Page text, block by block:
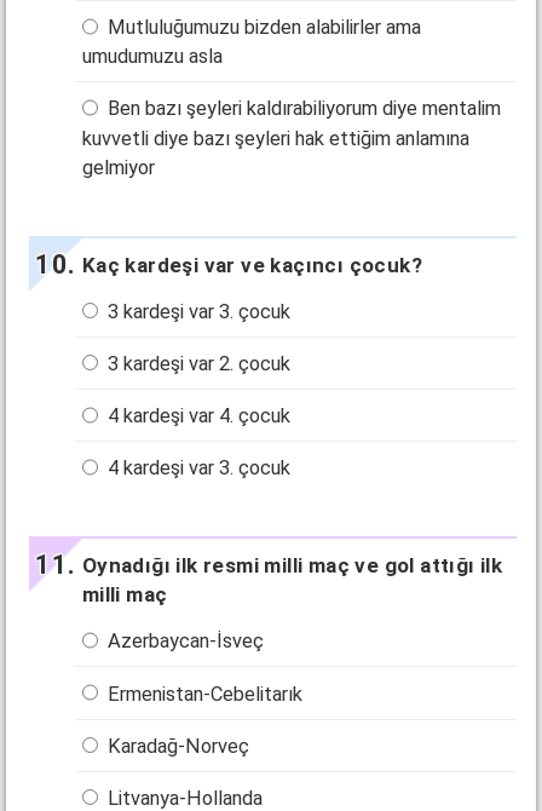
Mutluluğumuzu bizden alabilirler ama
umudumuzu asla
Ben bazı şeyleri kaldırabiliyorum diye mentalim
kuvvetli diye bazı şeyleri hak ettiğim anlamına
gelmiyor
Kaç kardeşi var ve kaçıncı çocuk?
3 kardeşi var 3. çocuk
3 kardeşi var 2. çocuk
4 kardeşi var 4. çocuk
4 kardeşi var 3. çocuk
Oynadığı ilk resmi milli maç ve gol attığı ilk
milli maç
Azerbaycan-İsveç
Ermenistan-Cebelitarık
Karadağ-Norveç
Litvanya-Hollanda